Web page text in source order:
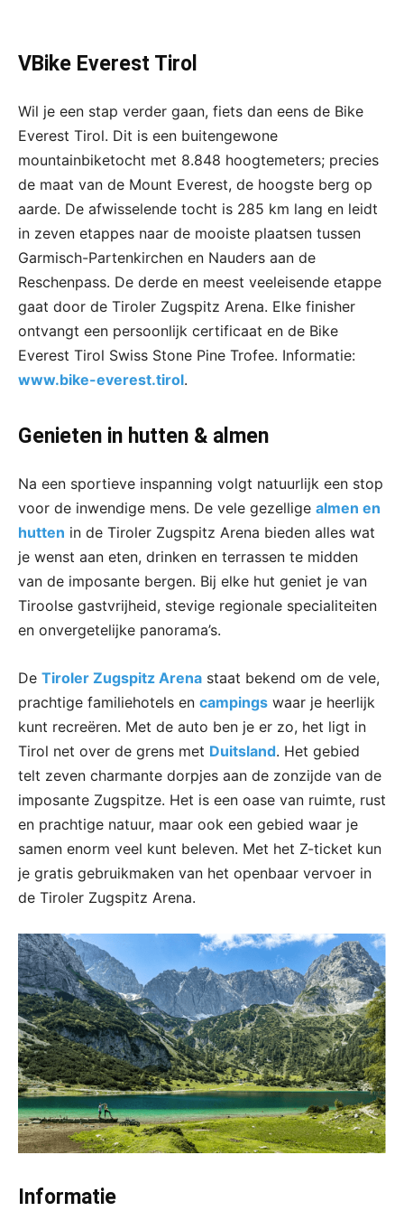
VBike Everest Tirol
Wil je een stap verder gaan, fiets dan eens de Bike
Everest Tirol. Dit is een buitengewone
mountainbiketocht met 8.848 hoogtemeters; precies
de maat van de Mount Everest, de hoogste berg op
aarde. De afwisselende tocht is 285 km lang en leidt
in zeven etappes naar de mooiste plaatsen tussen
Garmisch-Partenkirchen en Nauders aan de
Reschenpass. De derde en meest veeleisende etappe
gaat door de Tiroler Zugspitz Arena. Elke finisher
ontvangt een persoonlijk certificaat en de Bike
Everest Tirol Swiss Stone Pine Trofee. Informatie:
www.bike-everest.tirol.
Genieten in hutten & almen
Na een sportieve inspanning volgt natuurlijk een stop
voor de inwendige mens. De vele gezellige almen en
hutten in de Tiroler Zugspitz Arena bieden alles wat
je wenst aan eten, drinken en terrassen te midden
van de imposante bergen. Bij elke hut geniet je van
Tiroolse gastvrijheid, stevige regionale specialiteiten
en onvergetelijke panorama’s.
De Tiroler Zugspitz Arena staat bekend om de vele,
prachtige familiehotels en campings waar je heerlijk
kunt recreëren. Met de auto ben je er zo, het ligt in
Tirol net over de grens met Duitsland. Het gebied
telt zeven charmante dorpjes aan de zonzijde van de
imposante Zugspitze. Het is een oase van ruimte, rust
en prachtige natuur, maar ook een gebied waar je
samen enorm veel kunt beleven. Met het Z-ticket kun
je gratis gebruikmaken van het openbaar vervoer in
de Tiroler Zugspitz Arena.
Informatie